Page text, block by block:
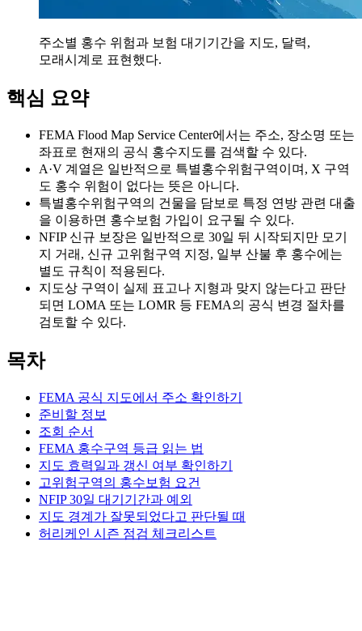
주소별 홍수 위험과 보험 대기기간을 지도, 달력,
모래시계로 표현했다.
핵심 요약
FEMA Flood Map Service Center에서는 주소, 장소명 또는
좌표로 현재의 공식 홍수지도를 검색할 수 있다.
A·V 계열은 일반적으로 특별홍수위험구역이며, X 구역
도 홍수 위험이 없다는 뜻은 아니다.
특별홍수위험구역의 건물을 담보로 특정 연방 관련 대출
을 이용하면 홍수보험 가입이 요구될 수 있다.
NFIP 신규 보장은 일반적으로 30일 뒤 시작되지만 모기
지 거래, 신규 고위험구역 지정, 일부 산불 후 홍수에는
별도 규칙이 적용된다.
지도상 구역이 실제 표고나 지형과 맞지 않는다고 판단
되면 LOMA 또는 LOMR 등 FEMA의 공식 변경 절차를
검토할 수 있다.
목차
FEMA 공식 지도에서 주소 확인하기
준비할 정보
조회 순서
FEMA 홍수구역 등급 읽는 법
지도 효력일과 갱신 여부 확인하기
고위험구역의 홍수보험 요건
NFIP 30일 대기기간과 예외
지도 경계가 잘못되었다고 판단될 때
허리케인 시즌 점검 체크리스트